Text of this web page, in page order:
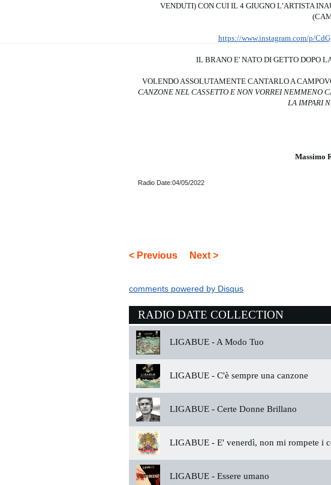
VENDUTI) CON CUI IL 4 GIUGNO L’ARTISTA
https://www.instagram.com/p/
IL BRANO E' NATO DI GETTO DOPO
VOLENDO ASSOLUTAMENTE CANTARLO A
CANZONE NEL CASSETTO E NON VORREI NEMMENO
LA IMPARI
Massimo
Radio Date:04/05/2022
< Previous Next >
comments powered by Disqus
RADIO DATE COLLECTION
LIGABUE - A Modo Tuo
LIGABUE - C'è sempre una canzone
LIGABUE - Certe Donne Brillano
LIGABUE - E' venerdì, non mi rompete i
LIGABUE - Essere umano